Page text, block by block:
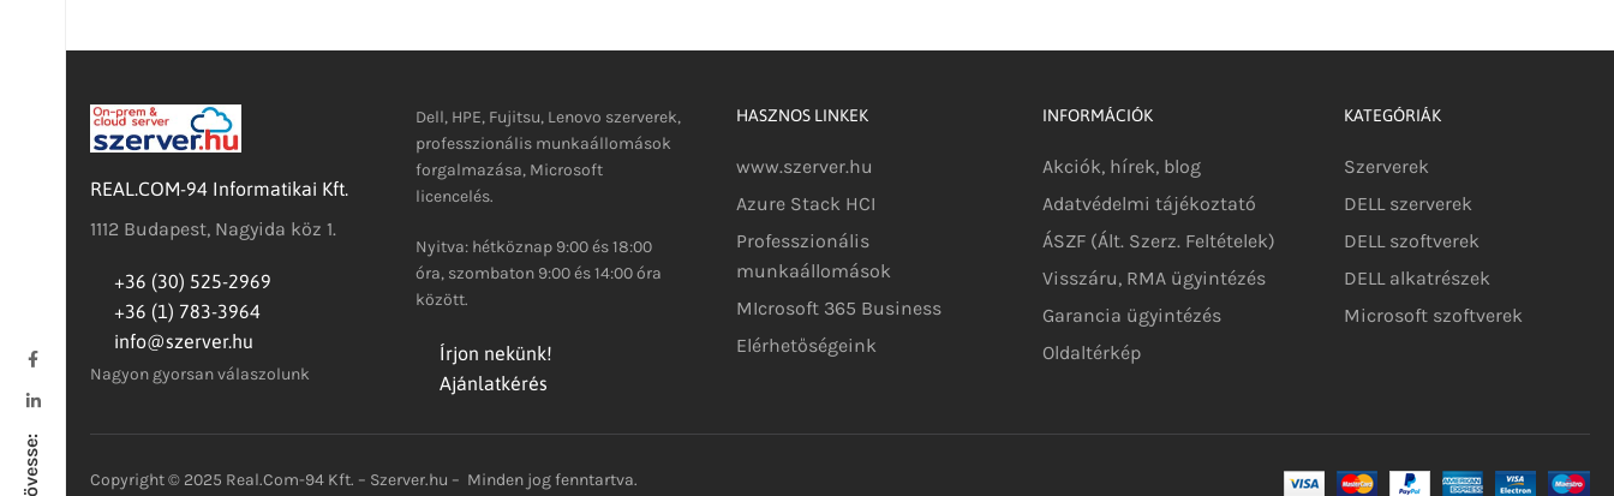
REAL.COM-94 Informatikai Kft.
1112 Budapest, Nagyida köz 1.
+36 (30) 525-2969
+36 (1) 783-3964
info@szerver.hu
Nagyon gyorsan válaszolunk
Dell, HPE, Fujitsu, Lenovo szerverek,
professzionális munkaállomások
forgalmazása, Microsoft
licencelés.
Nyitva: hétköznap 9:00 és 18:00
óra, szombaton 9:00 és 14:00 óra
között.
Írjon nekünk!
Ajánlatkérés
HASZNOS LINKEK
www.szerver.hu
Azure Stack HCI
Professzionális
munkaállomások
MIcrosoft 365 Business
Elérhetőségeink
INFORMÁCIÓK
Akciók, hírek, blog
Adatvédelmi tájékoztató
ÁSZF (Ált. Szerz. Feltételek)
Visszáru, RMA ügyintézés
Garancia ügyintézés
Oldaltérkép
KATEGÓRIÁK
Szerverek
DELL szerverek
DELL szoftverek
DELL alkatrészek
Microsoft szoftverek
Copyright © 2025 Real.Com-94 Kft. – Szerver.hu – Minden jog fenntartva.
Kövesse: